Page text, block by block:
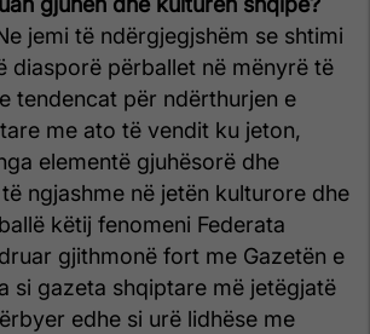
jemi të ndërgjegjshëm se shtimi
diasporë përballet në mënyrë të
tendencat për ndërthurjen e
me ato të vendit ku jeton,
elementë gjuhësorë dhe
ngjashme në jetën kulturore dhe
këtij fenomeni Federata
gjithmonë fort me Gazetën e
si gazeta shqiptare më jetëgjatë
edhe si urë lidhëse me